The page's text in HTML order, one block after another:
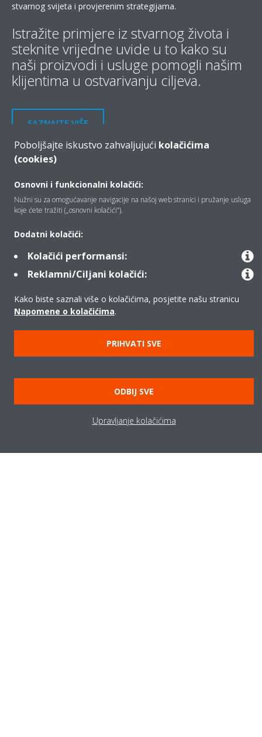
stvarnog svijeta i provjerenim strategijama.
Istražite primjere iz stvarnog života i
steknite vrijedne uvide u to kako su
naši proizvodi i usluge pomogli našim
klijentima u ostvarivanju ciljeva.
SAZNAJTE VIŠE
Pronađite više informacija
PODRŠKA
Gdje kupiti Daikin?
KONTAKT DAIKIN PARTNERI
Trebate li pomoć?
OBRATITE NAM SE
Poboljšajte iskustvo zahvaljujući kolačićima
(cookies)
Osnovni i funkcionalni kolačići:
Nužni su za omogućavanje navigacije na našoj web stranici i pružanje usluga
koje ćete tražiti („osnovni kolačići”).
Dodatni kolačići:
Kolačići performansi:
Reklamni/Ciljani kolačići:
Kako biste saznali više o kolačićima, posjetite našu stranicu
Napomene o kolačićima.
PRIHVATI SVE
ODBIJ SVE
Upravljanje kolačićima